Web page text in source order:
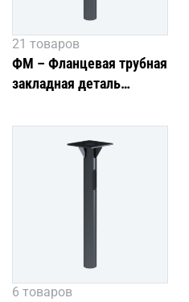
21 товаров
ФМ – Фланцевая трубная
закладная деталь
6 товаров